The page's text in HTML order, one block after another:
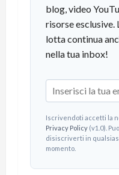
blog, video
risorse esclusive.
lotta continua
nella tua inbox!
Iscrivendoti accetti la
Privacy Policy (v1.0).
disiscriverti in
momento.